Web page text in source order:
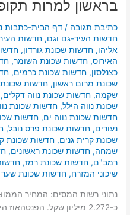
בראשון למרות
כתיבת תגובה /דף הבית-כתבות
חדשות העיר-גם וגם,חדשות
אליהו,חדשות שכונת גורדון,
האירוס,חדשות שכונת השומר,
כצנלסון,חדשות שכונת כרמים,
שכונת מרום ראשון,חדשות
שקמה,חדשות שכונת נווה דקלים
שכונת נווה הילל,חדשות שכונת
חדשות שכונת נווה ים,חדשות
נעורים,חדשות שכונת פרס נובל,
שכונת קרית גנים,חדשות שכונת
שמחה,חדשות שכונת ראשונים,
רמב"ם,חדשות שכונת רמז,
שיכוני המזרח,חדשות שכונת שער
נתוני רשות המסים: המחיר